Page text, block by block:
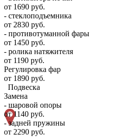
от 1690 руб.
- стеклоподъемника
от 2830 руб.
- противотуманной фары
от 1450 руб.
- ролика натяжителя
от 1190 руб.
Регулировка фар
от 1890 руб.
Подвеска
Замена
- шаровой опоры
от 1140 руб.
- задней пружины
от 2290 руб.